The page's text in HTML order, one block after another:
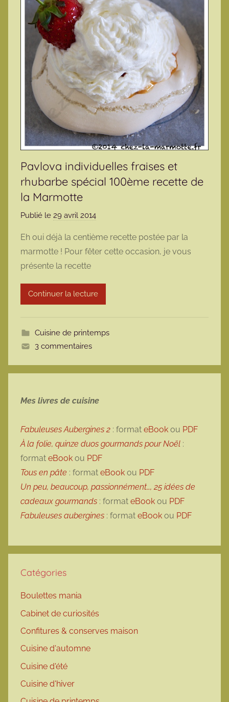
Pavlova individuelles fraises et
rhubarbe spécial 100ème recette de
la Marmotte
Publié le 29 avril 2014
r
m
r
m
t
Eh oui déjà la centième recette postée par la
marmotte ! Pour fêter cette occasion, je vous
présente la recette
Continuer la lecture
Cuisine de printemps
3 commentaires
Mes livres de cuisine
Fabuleuses Aubergines 2 : format eBook ou PDF
À la folie, quinze duos gourmands pour Noël :
format eBook ou PDF
Tous en pâte : format eBook ou PDF
Un peu, beaucoup, passionnément…, 25 idées de
cadeaux gourmands : format eBook ou PDF
Fabuleuses aubergines : format eBook ou PDF
Catégories
Boulettes mania
Cabinet de curiosités
Confitures & conserves maison
Cuisine d'automne
Cuisine d'été
Cuisine d'hiver